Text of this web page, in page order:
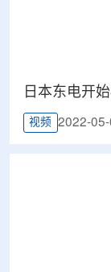
日本东电开
视频 2022-